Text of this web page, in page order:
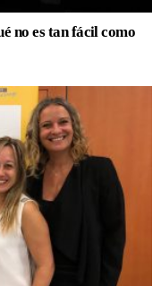
no es tan fácil como